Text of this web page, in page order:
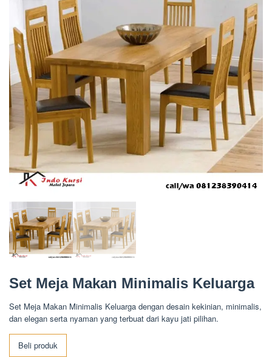
Set Meja Makan Minimalis Keluarga
Set Meja Makan Minimalis Keluarga dengan desain kekinian, minimalis,
dan elegan serta nyaman yang terbuat dari kayu jati pilihan.
Beli produk